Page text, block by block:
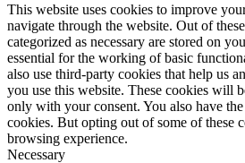
This website uses cookies to improve
navigate through the website. Out of
categorized as necessary are stored on
essential for the working of basic
also use third-party cookies that help us
you use this website. These cookies will
only with your consent. You also have
cookies. But opting out of some of these
browsing experience.
Necessary